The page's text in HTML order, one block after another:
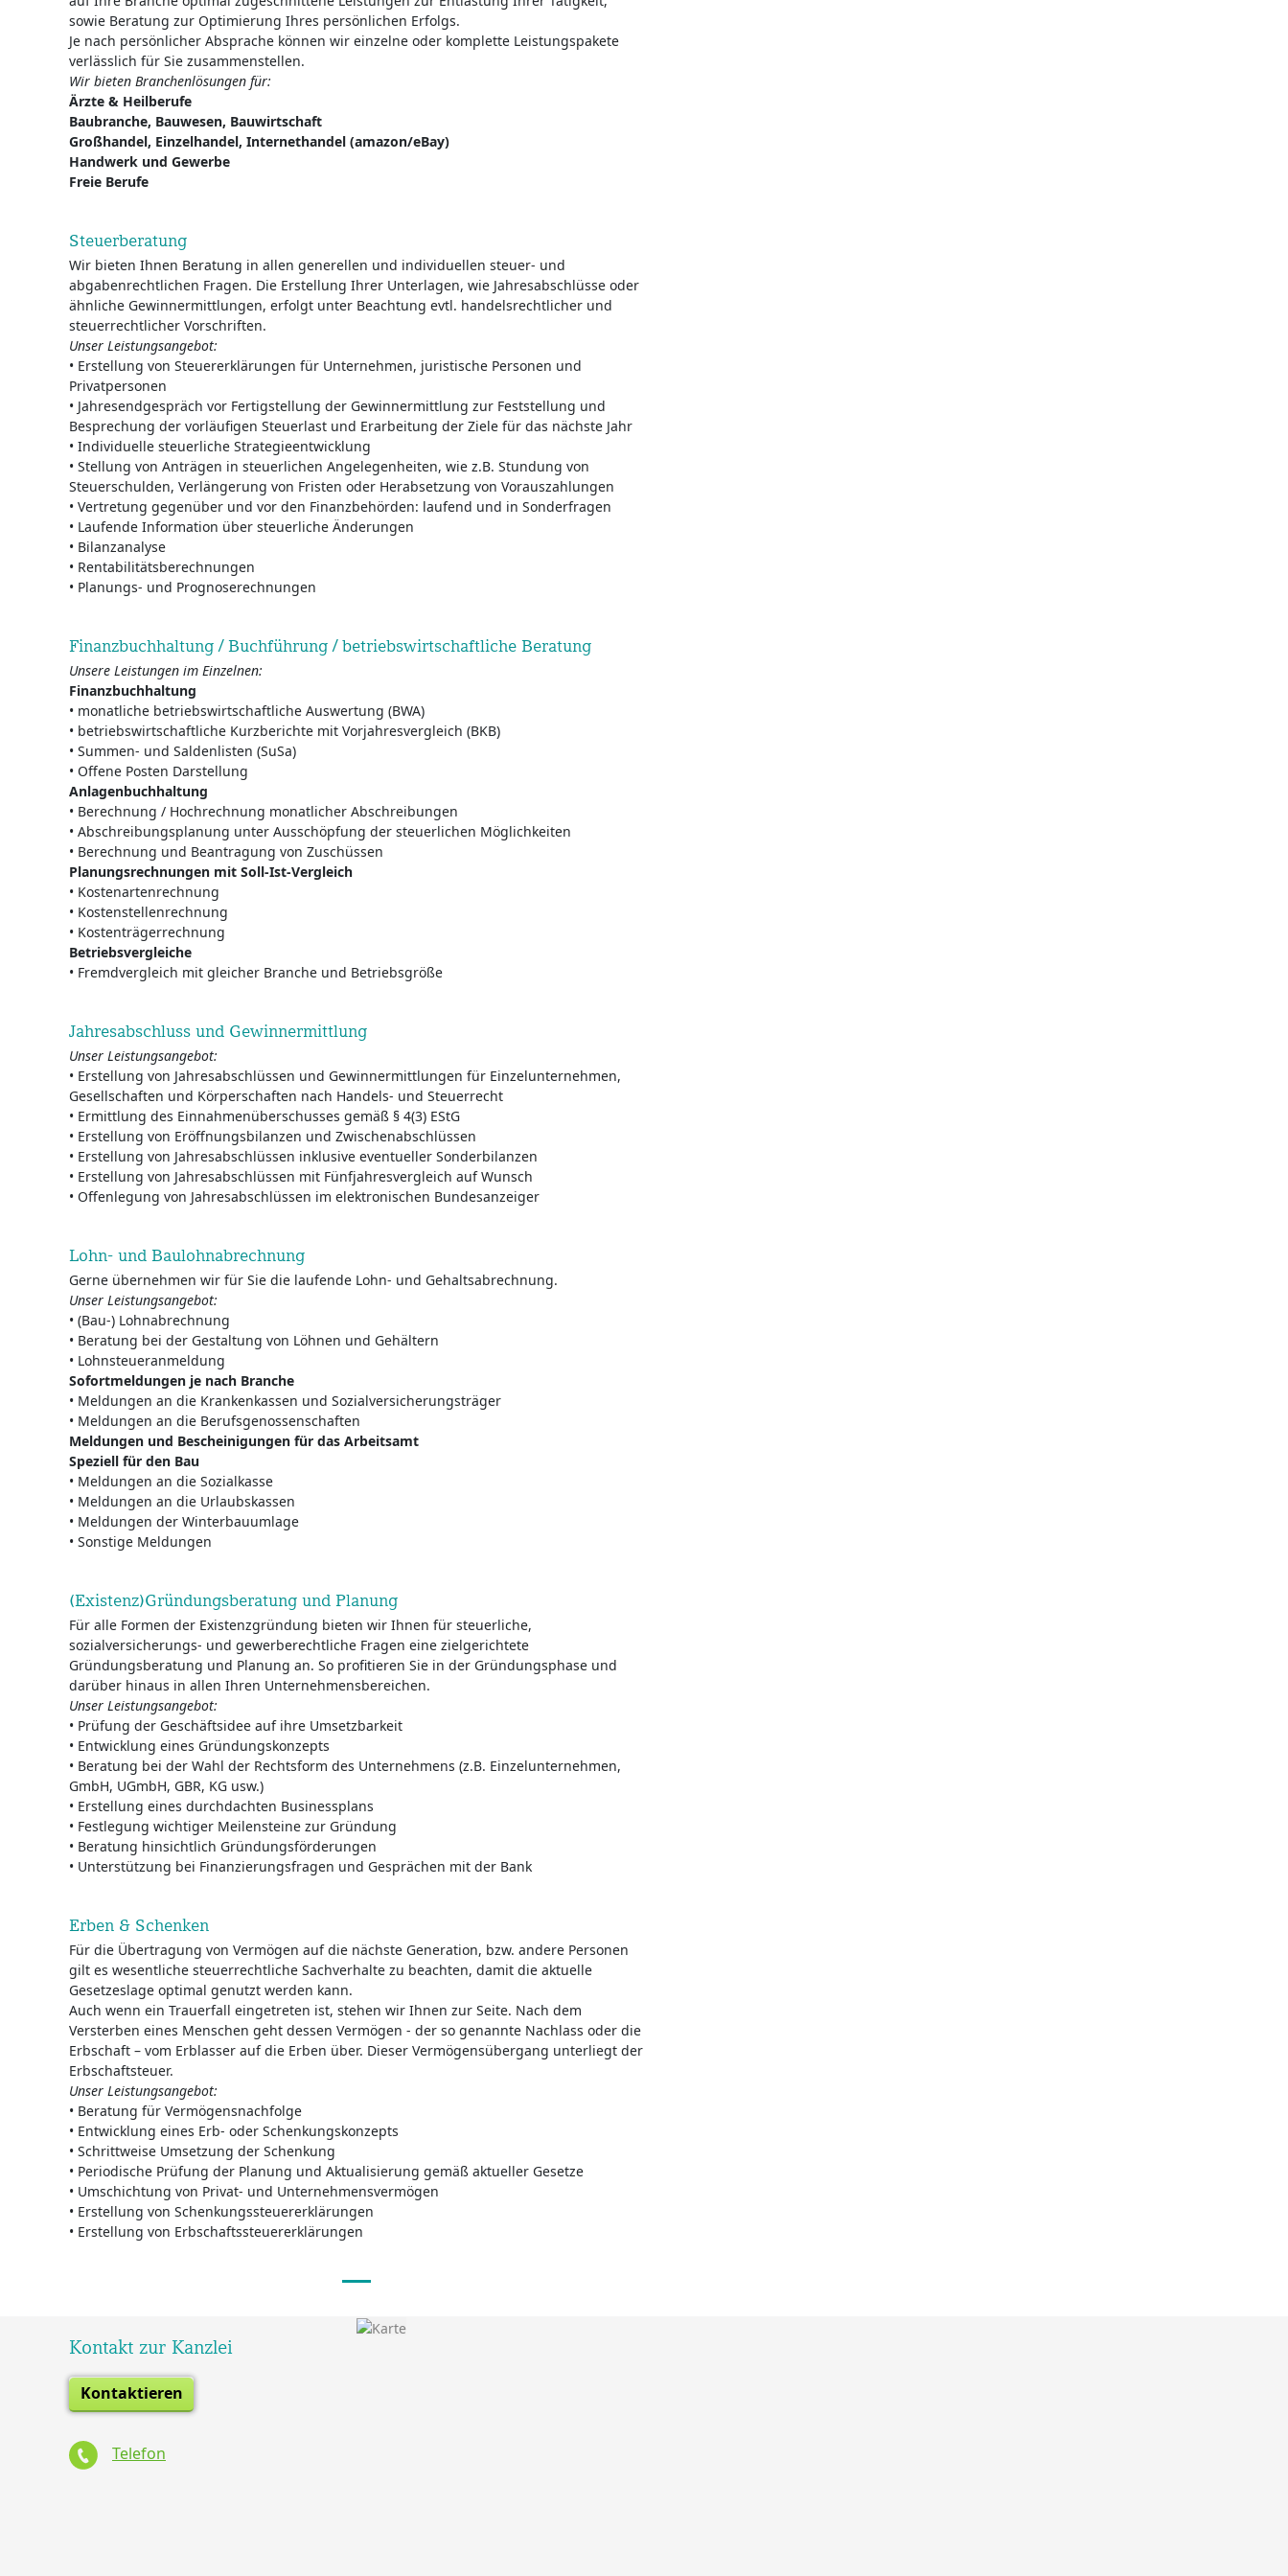
sowie Beratung zur Optimierung Ihres persönlichen Erfolgs.
Je nach persönlicher Absprache können wir einzelne oder komplette Leistungspakete
verlässlich für Sie zusammenstellen.
Wir bieten Branchenlösungen für:
Ärzte & Heilberufe
Baubranche, Bauwesen, Bauwirtschaft
Großhandel, Einzelhandel, Internethandel (amazon/eBay)
Handwerk und Gewerbe
Freie Berufe
Steuerberatung
Wir bieten Ihnen Beratung in allen generellen und individuellen steuer- und
abgabenrechtlichen Fragen. Die Erstellung Ihrer Unterlagen, wie Jahresabschlüsse oder
ähnliche Gewinnermittlungen, erfolgt unter Beachtung evtl. handelsrechtlicher und
steuerrechtlicher Vorschriften.
Unser Leistungsangebot:
• Erstellung von Steuererklärungen für Unternehmen, juristische Personen und
Privatpersonen
• Jahresendgespräch vor Fertigstellung der Gewinnermittlung zur Feststellung und
Besprechung der vorläufigen Steuerlast und Erarbeitung der Ziele für das nächste Jahr
• Individuelle steuerliche Strategieentwicklung
• Stellung von Anträgen in steuerlichen Angelegenheiten, wie z.B. Stundung von
Steuerschulden, Verlängerung von Fristen oder Herabsetzung von Vorauszahlungen
• Vertretung gegenüber und vor den Finanzbehörden: laufend und in Sonderfragen
• Laufende Information über steuerliche Änderungen
• Bilanzanalyse
• Rentabilitätsberechnungen
• Planungs- und Prognoserechnungen
Finanzbuchhaltung / Buchführung / betriebswirtschaftliche Beratung
Unsere Leistungen im Einzelnen:
Finanzbuchhaltung
• monatliche betriebswirtschaftliche Auswertung (BWA)
• betriebswirtschaftliche Kurzberichte mit Vorjahresvergleich (BKB)
• Summen- und Saldenlisten (SuSa)
• Offene Posten Darstellung
Anlagenbuchhaltung
• Berechnung / Hochrechnung monatlicher Abschreibungen
• Abschreibungsplanung unter Ausschöpfung der steuerlichen Möglichkeiten
• Berechnung und Beantragung von Zuschüssen
Planungsrechnungen mit Soll-Ist-Vergleich
• Kostenartenrechnung
• Kostenstellenrechnung
• Kostenträgerrechnung
Betriebsvergleiche
• Fremdvergleich mit gleicher Branche und Betriebsgröße
Jahresabschluss und Gewinnermittlung
Unser Leistungsangebot:
• Erstellung von Jahresabschlüssen und Gewinnermittlungen für Einzelunternehmen,
Gesellschaften und Körperschaften nach Handels- und Steuerrecht
• Ermittlung des Einnahmenüberschusses gemäß § 4(3) EStG
• Erstellung von Eröffnungsbilanzen und Zwischenabschlüssen
• Erstellung von Jahresabschlüssen inklusive eventueller Sonderbilanzen
• Erstellung von Jahresabschlüssen mit Fünfjahresvergleich auf Wunsch
• Offenlegung von Jahresabschlüssen im elektronischen Bundesanzeiger
Lohn- und Baulohnabrechnung
Gerne übernehmen wir für Sie die laufende Lohn- und Gehaltsabrechnung.
Unser Leistungsangebot:
• (Bau-) Lohnabrechnung
• Beratung bei der Gestaltung von Löhnen und Gehältern
• Lohnsteueranmeldung
Sofortmeldungen je nach Branche
• Meldungen an die Krankenkassen und Sozialversicherungsträger
• Meldungen an die Berufsgenossenschaften
Meldungen und Bescheinigungen für das Arbeitsamt
Speziell für den Bau
• Meldungen an die Sozialkasse
• Meldungen an die Urlaubskassen
• Meldungen der Winterbauumlage
• Sonstige Meldungen
(Existenz)Gründungsberatung und Planung
Für alle Formen der Existenzgründung bieten wir Ihnen für steuerliche,
sozialversicherungs- und gewerberechtliche Fragen eine zielgerichtete
Gründungsberatung und Planung an. So profitieren Sie in der Gründungsphase und
darüber hinaus in allen Ihren Unternehmensbereichen.
Unser Leistungsangebot:
• Prüfung der Geschäftsidee auf ihre Umsetzbarkeit
• Entwicklung eines Gründungskonzepts
• Beratung bei der Wahl der Rechtsform des Unternehmens (z.B. Einzelunternehmen,
GmbH, UGmbH, GBR, KG usw.)
• Erstellung eines durchdachten Businessplans
• Festlegung wichtiger Meilensteine zur Gründung
• Beratung hinsichtlich Gründungsförderungen
• Unterstützung bei Finanzierungsfragen und Gesprächen mit der Bank
Erben & Schenken
Für die Übertragung von Vermögen auf die nächste Generation, bzw. andere Personen
gilt es wesentliche steuerrechtliche Sachverhalte zu beachten, damit die aktuelle
Gesetzeslage optimal genutzt werden kann.
Auch wenn ein Trauerfall eingetreten ist, stehen wir Ihnen zur Seite. Nach dem
Versterben eines Menschen geht dessen Vermögen - der so genannte Nachlass oder die
Erbschaft – vom Erblasser auf die Erben über. Dieser Vermögensübergang unterliegt der
Erbschaftsteuer.
Unser Leistungsangebot:
• Beratung für Vermögensnachfolge
• Entwicklung eines Erb- oder Schenkungskonzepts
• Schrittweise Umsetzung der Schenkung
• Periodische Prüfung der Planung und Aktualisierung gemäß aktueller Gesetze
• Umschichtung von Privat- und Unternehmensvermögen
• Erstellung von Schenkungssteuererklärungen
• Erstellung von Erbschaftssteuererklärungen
Kontakt zur Kanzlei
Kontaktieren
Telefon